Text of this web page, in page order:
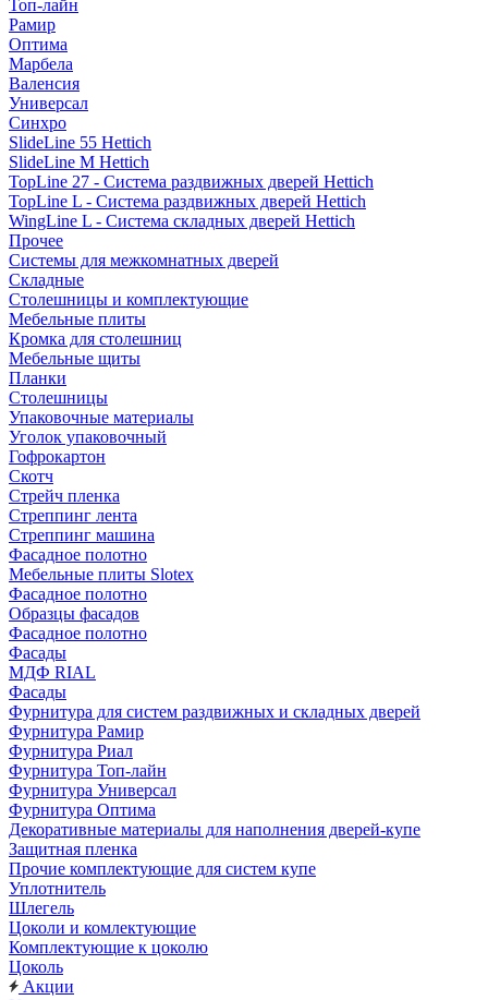
Топ-лайн
Рамир
Оптима
Марбела
Валенсия
Универсал
Синхро
SlideLine 55 Hettich
SlideLine M Hettich
TopLine 27 - Система раздвижных дверей Hettich
TopLine L - Система раздвижных дверей Hettich
WingLine L - Система складных дверей Hettich
Прочее
Системы для межкомнатных дверей
Складные
Столешницы и комплектующие
Мебельные плиты
Кромка для столешниц
Мебельные щиты
Планки
Столешницы
Упаковочные материалы
Уголок упаковочный
Гофрокартон
Скотч
Стрейч пленка
Стреппинг лента
Стреппинг машина
Фасадное полотно
Мебельные плиты Slotex
Фасадное полотно
Образцы фасадов
Фасадное полотно
Фасады
МДФ RIAL
Фасады
Фурнитура для систем раздвижных и складных дверей
Фурнитура Рамир
Фурнитура Риал
Фурнитура Топ-лайн
Фурнитура Универсал
Фурнитура Оптима
Декоративные материалы для наполнения дверей-купе
Защитная пленка
Прочие комплектующие для систем купе
Уплотнитель
Шлегель
Цоколи и комлектующие
Комплектующие к цоколю
Цоколь
Акции